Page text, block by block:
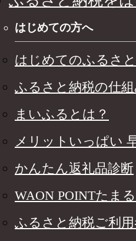
はじめての方へ
はじめてのふるさ
ふるさと納税の仕
まいふるとは？
メリットいっぱい
かんたん返礼品診断
WAON POINTたま
ふるさと納税ご利